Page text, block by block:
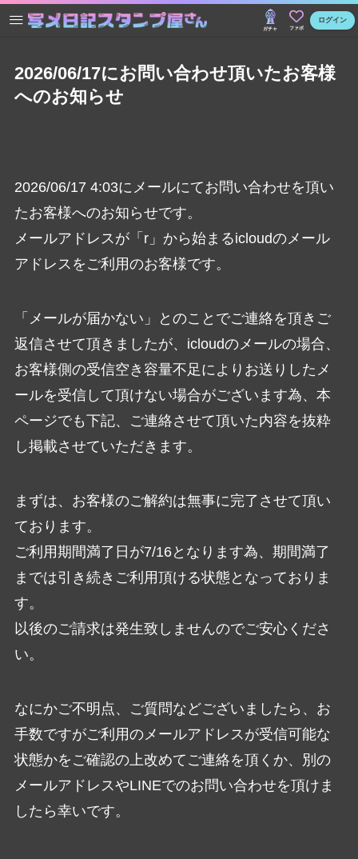
ガチャ ファボ
ログイン
2026/06/17にお問い合わせ頂いたお客様
へのお知らせ
2026/06/17 4:03にメールにてお問い合わせを頂い
たお客様へのお知らせです。
メールアドレスが「r」から始まるicloudのメール
アドレスをご利用のお客様です。
「メールが届かない」とのことでご連絡を頂きご
返信させて頂きましたが、icloudのメールの場合、
お客様側の受信空き容量不足によりお送りしたメ
ールを受信して頂けない場合がございます為、本
ページでも下記、ご連絡させて頂いた内容を抜粋
し掲載させていただきます。
まずは、お客様のご解約は無事に完了させて頂い
ております。
ご利用期間満了日が7/16となります為、期間満了
までは引き続きご利用頂ける状態となっておりま
す。
以後のご請求は発生致しませんのでご安心くださ
い。
なにかご不明点、ご質問などございましたら、お
手数ですがご利用のメールアドレスが受信可能な
状態かをご確認の上改めてご連絡を頂くか、別の
メールアドレスやLINEでのお問い合わせを頂けま
したら幸いです。